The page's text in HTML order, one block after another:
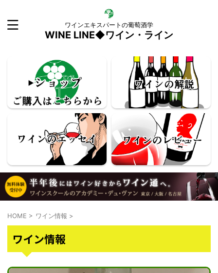
ワインエキスパートの葡萄酒学
WINE LINE◆ワイン・ライン
HOME > ワイン情報 >
ワイン情報